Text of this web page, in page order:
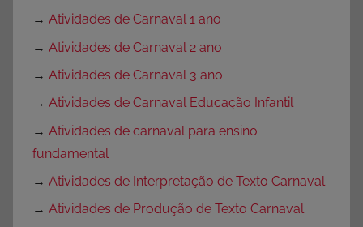
→ Atividades de Carnaval 1 ano
→ Atividades de Carnaval 2 ano
→ Atividades de Carnaval 3 ano
→ Atividades de Carnaval Educação Infantil
→ Atividades de carnaval para ensino
fundamental
→ Atividades de Interpretação de Texto Carnaval
→ Atividades de Produção de Texto Carnaval